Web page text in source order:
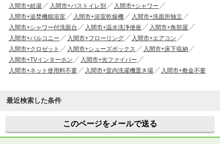
入間市+給湯 入間市+バストイレ別
入間市+シャワー
入間市+追焚機能浴室
入間市+浴室乾燥機
入間市+洗面所独立
入間市+シャワー付洗面台
入間市+温水洗浄便座
入間市+角部屋
入間市+バルコニー
入間市+フローリング
入間市+エアコン
入間市+クロゼット
入間市+シューズボックス
入間市+床下収納
入間市+TVインターホン
入間市+光ファイバー
入間市+ネット使用料不要
入間市+室内洗濯機置き場 入間市+敷金不要
最近検索した条件
このページをメールで送る